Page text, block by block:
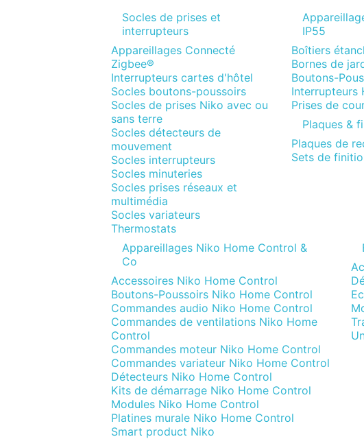
Socles de prises et
interrupteurs
Appareillages Connecté
Zigbee®
Interrupteurs cartes d'hôtel
Socles boutons-poussoirs
Socles de prises Niko avec ou
sans terre
Socles détecteurs de
mouvement
Socles interrupteurs
Socles minuteries
Socles prises réseaux et
multimédia
Socles variateurs
Thermostats
IP55
Boîtiers
Bornes de
Boutons-
Interrupteurs
Prises de
Plaques &
Plaques de
Sets de
Appareillages Niko Home Control &
Co
Accessoires Niko Home Control
Boutons-Poussoirs Niko Home Control
Commandes audio Niko Home Control
Commandes de ventilations Niko Home
Control
Commandes moteur Niko Home Control
Commandes variateur Niko Home Control
Détecteurs Niko Home Control
Kits de démarrage Niko Home Control
Modules Niko Home Control
Platines murale Niko Home Control
Smart product Niko